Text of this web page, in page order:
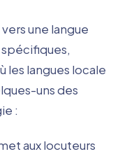
une langue
les langues locale
uns des
:
aux locuteurs